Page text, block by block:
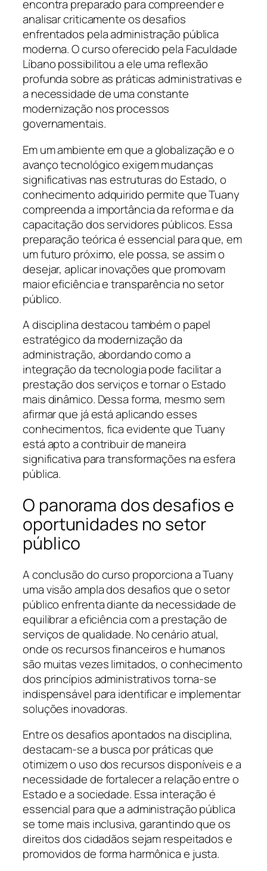
encontra preparado para compreender e
analisar criticamente os desafios
enfrentados pela administração pública
moderna. O curso oferecido pela Faculdade
Líbano possibilitou a ele uma reflexão
profunda sobre as práticas administrativas e
a necessidade de uma constante
modernização nos processos
governamentais.
Em um ambiente em que a globalização e o
avanço tecnológico exigem mudanças
significativas nas estruturas do Estado, o
conhecimento adquirido permite que Tuany
compreenda a importância da reforma e da
capacitação dos servidores públicos. Essa
preparação teórica é essencial para que, em
um futuro próximo, ele possa, se assim o
desejar, aplicar inovações que promovam
maior eficiência e transparência no setor
público.
A disciplina destacou também o papel
estratégico da modernização da
administração, abordando como a
integração da tecnologia pode facilitar a
prestação dos serviços e tornar o Estado
mais dinâmico. Dessa forma, mesmo sem
afirmar que já está aplicando esses
conhecimentos, fica evidente que Tuany
está apto a contribuir de maneira
significativa para transformações na esfera
pública.
O panorama dos desafios e
oportunidades no setor
público
A conclusão do curso proporciona a Tuany
uma visão ampla dos desafios que o setor
público enfrenta diante da necessidade de
equilibrar a eficiência com a prestação de
serviços de qualidade. No cenário atual,
onde os recursos financeiros e humanos
são muitas vezes limitados, o conhecimento
dos princípios administrativos torna-se
indispensável para identificar e implementar
soluções inovadoras.
Entre os desafios apontados na disciplina,
destacam-se a busca por práticas que
otimizem o uso dos recursos disponíveis e a
necessidade de fortalecer a relação entre o
Estado e a sociedade. Essa interação é
essencial para que a administração pública
se torne mais inclusiva, garantindo que os
direitos dos cidadãos sejam respeitados e
promovidos de forma harmônica e justa.